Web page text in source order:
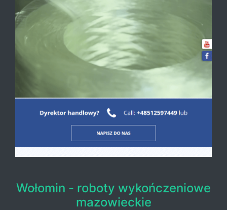
Wołomin - roboty wykończeniowe
mazowieckie